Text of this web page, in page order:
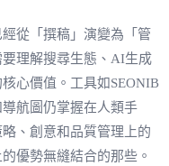
從「撰稿」演變為「管
理解搜尋生態、AI生成
心價值。工具如SEONIB
航圖仍掌握在人類手
、創意和品質管理上的
優勢無縫結合的那些。